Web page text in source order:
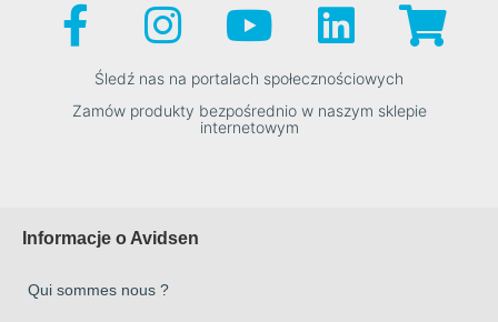
Śledź nas na portalach społecznościowych
Zamów produkty bezpośrednio w naszym sklepie
internetowym
Informacje o Avidsen
Qui sommes nous ?